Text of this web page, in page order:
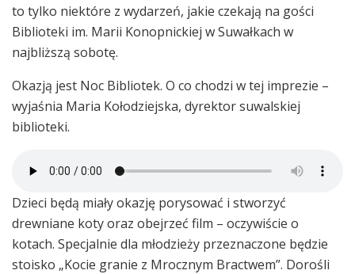
to tylko niektóre z wydarzeń, jakie czekają na gości
Biblioteki im. Marii Konopnickiej w Suwałkach w
najbliższą sobotę.
Okazją jest Noc Bibliotek. O co chodzi w tej imprezie –
wyjaśnia Maria Kołodziejska, dyrektor suwalskiej
biblioteki.
Dzieci będą miały okazję porysować i stworzyć
drewniane koty oraz obejrzeć film – oczywiście o
kotach. Specjalnie dla młodzieży przeznaczone będzie
stoisko „Kocie granie z Mrocznym Bractwem”. Dorośli